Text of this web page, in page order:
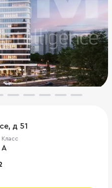
д 51
Класс
A